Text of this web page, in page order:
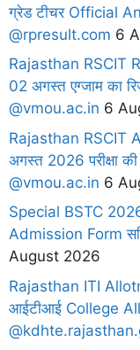
ग्रेड टीचर Official
@rpresult.com 6
Rajasthan RSCIT
02 अगस्त एग्जाम का
@vmou.ac.in 6
Rajasthan RSCIT
अगस्त 2026 परीक्षा
@vmou.ac.in 6
Special BSTC
Admission Form
August 2026
Rajasthan ITI
आईटीआई College